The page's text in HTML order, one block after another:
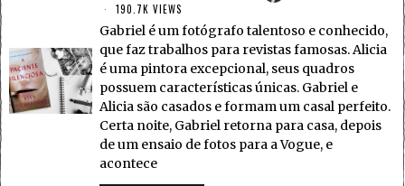
190.7K VIEWS
Gabriel é um fotógrafo talentoso e conhecido,
que faz trabalhos para revistas famosas. Alicia
é uma pintora excepcional, seus quadros
possuem características únicas. Gabriel e
Alicia são casados e formam um casal perfeito.
Certa noite, Gabriel retorna para casa, depois
de um ensaio de fotos para a Vogue, e
acontece